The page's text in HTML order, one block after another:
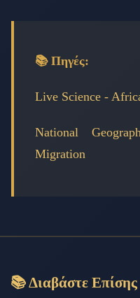
📚 Πηγές:
Live Science -
National
Migration
📚 Διαβάστε Επίσης